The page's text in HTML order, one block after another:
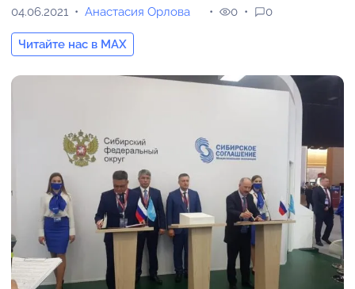
04.06.2021 Анастасия Орлова
Читайте нас в MAX
0 0